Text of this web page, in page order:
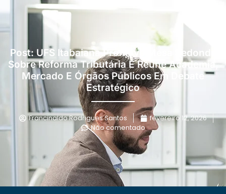
Post: UFS Itabaiana Promove Mesa Redonda
Sobre Reforma Tributária E Reúne Academia,
Mercado E Órgãos Públicos Em Debate
Estratégico
Francinaldo Rodrigues Santos
fevereiro 12, 2026
Não comentado